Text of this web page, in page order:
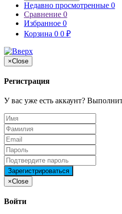
Недавно просмотренные 0
Сравнение 0
Избранное 0
Корзина 0 0 ₽
×Close
Регистрация
У вас уже есть аккаунт?
×Close
Войти